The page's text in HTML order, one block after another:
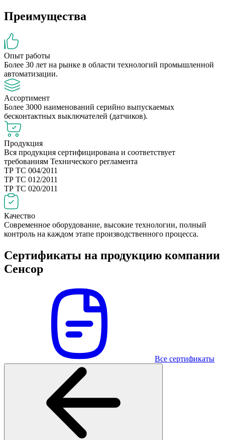
Преимущества
Опыт работы
Более 30 лет на рынке в области технологий промышленной
автоматизации.
Ассортимент
Более 3000 наименований серийно выпускаемых
бесконтактных выключателей (датчиков).
Продукция
Вся продукция сертифицирована и соответствует
требованиям Технического регламента
ТР ТС 004/2011
ТР ТС 012/2011
ТР ТС 020/2011
Качество
Современное оборудование, высокие технологии, полный
контроль на каждом этапе производственного процесса.
Сертификаты на продукцию компании
Сенсор
Все сертификаты